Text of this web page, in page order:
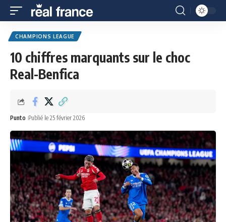
CHAMPIONS LEAGUE
10 chiffres marquants sur le choc
Real-Benfica
Punto Publié le 25 février 2026